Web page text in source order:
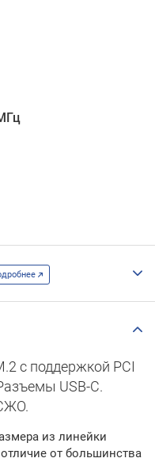
с поддержкой PCI
USB-C.
из линейки
от большинства